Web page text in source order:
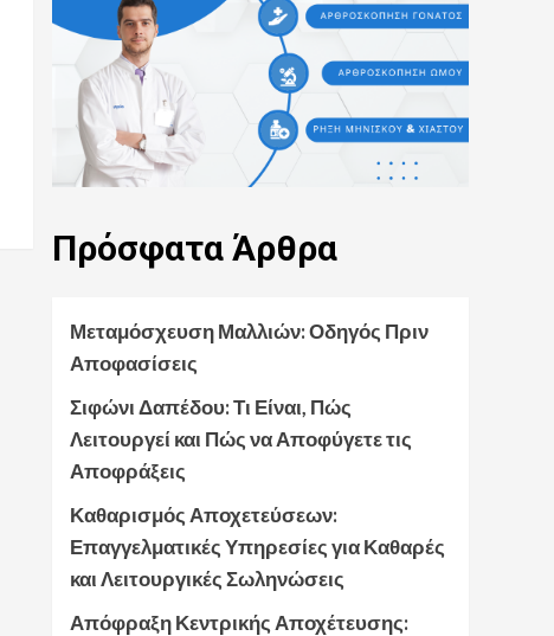
ΠρόσφαταΆρθρα
Μεταμόσχευση Μαλλιών: Οδηγός Πριν
Αποφασίσεις
Σιφώνι Δαπέδου: Τι Είναι, Πώς
Λειτουργεί και Πώς να Αποφύγετε τις
Αποφράξεις
Καθαρισμός Αποχετεύσεων:
Επαγγελματικές Υπηρεσίες για Καθαρές
και Λειτουργικές Σωληνώσεις
Απόφραξη Κεντρικής Αποχέτευσης: